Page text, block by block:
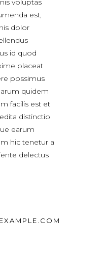
est,
dolor
id quod
placeat
possimus
quidem
facilis est et
distinctio
earum
hic tenetur a
delectus